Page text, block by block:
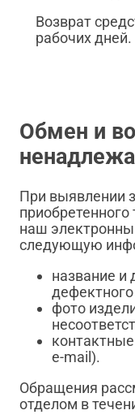
Возврат
рабочих дней.
Обмен и
При выявлении
наш
следующую
название и
фото
e-mail).
Обращения
отделом в